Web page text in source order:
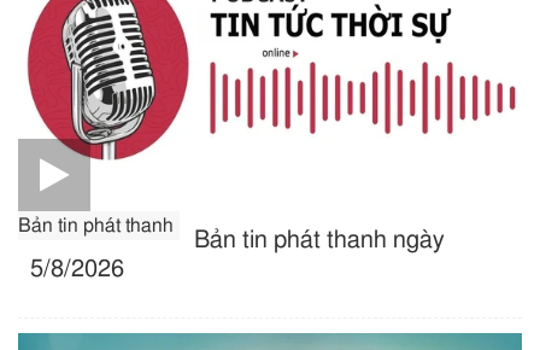
Bản tin phát thanh
Bản tin phát thanh ngày
5/8/2026